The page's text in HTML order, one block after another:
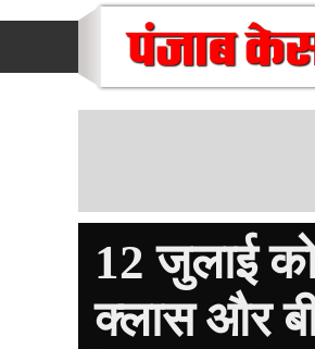
12 जुलाई
क्लास और